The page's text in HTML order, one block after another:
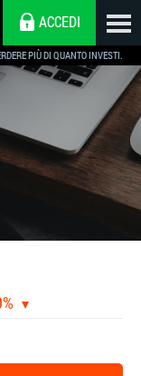
PIÙ DI QUANTO INVESTI.
ACCEDI